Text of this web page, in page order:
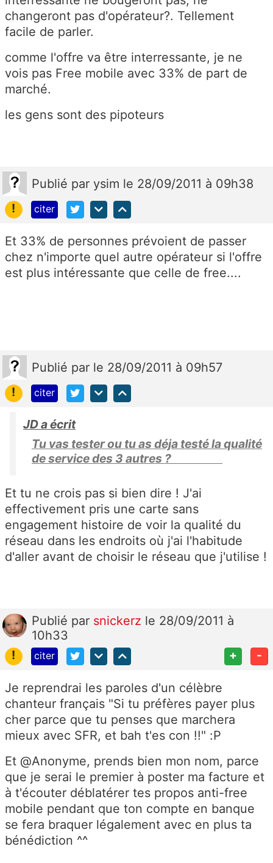
changeront pas d'opérateur?. Tellement
facile de parler.
comme l'offre va être interressante, je ne
vois pas Free mobile avec 33% de part de
marché.
les gens sont des pipoteurs
Publié par ysim le 28/09/2011 à 09h38
!
citer
Et 33% de personnes prévoient de passer
chez n'importe quel autre opérateur si l'offre
est plus intéressante que celle de free....
Publié par le 28/09/2011 à 09h57
!
citer
JD a écrit
Tu vas tester ou tu as déja testé la qualité
de service des 3 autres ?
Et tu ne crois pas si bien dire ! J'ai
effectivement pris une carte sans
engagement histoire de voir la qualité du
réseau dans les endroits où j'ai l'habitude
d'aller avant de choisir le réseau que j'utilise !
Publié par snickerz le 28/09/2011 à
10h33
!
citer + -
Je reprendrai les paroles d'un célèbre
chanteur français "Si tu préfères payer plus
cher parce que tu penses que marchera
mieux avec SFR, et bah t'es con !!" :P
Et @Anonyme, prends bien mon nom, parce
que je serai le premier à poster ma facture et
à t'écouter déblatérer tes propos anti-free
mobile pendant que ton compte en banque
se fera braquer légalement avec en plus ta
bénédiction ^^